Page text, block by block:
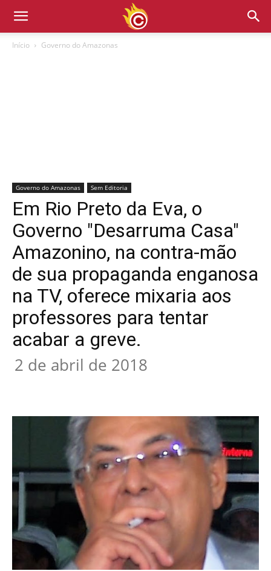
Início Governo do Amazonas
Governo do Amazonas Sem Editoria
Em Rio Preto da Eva, o
Governo "Desarruma Casa"
Amazonino, na contra-mão
de sua propaganda enganosa
na TV, oferece mixaria aos
professores para tentar
acabar a greve.
2 de abril de 2018